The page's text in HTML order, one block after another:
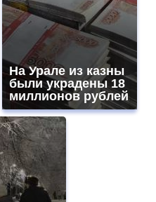
На Урале из казны
были украдены 18
миллионов рублей